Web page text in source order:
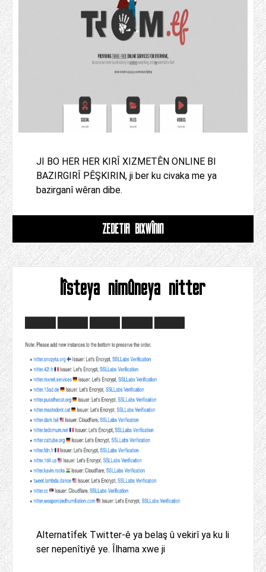
JI BO HER HER KIRÎ XIZMETÊN ONLINE BI
BAZIRGIRÎ PÊŞKIRIN, ji ber ku civaka me ya
bazirganî wêran dibe.
ZÊDETIR BIXWÎNIN
lîsteya nimûneya nitter
Alternatîfek Twitter-ê ya belaş û vekirî ya ku li
ser nepenîtiyê ye. Îlhama xwe ji